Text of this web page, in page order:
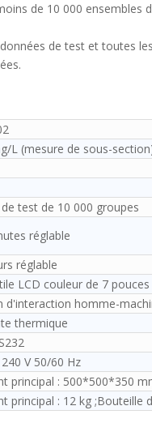
de 10 000
de test et toutes
L (mesure de sous-
test de 10 000 groupes
réglable
réglable
LCD couleur de 7 pouces
d'interaction homme-
thermique
V 50/60 Hz
principal : 500*500*350
principal : 12 kg ;Bouteille